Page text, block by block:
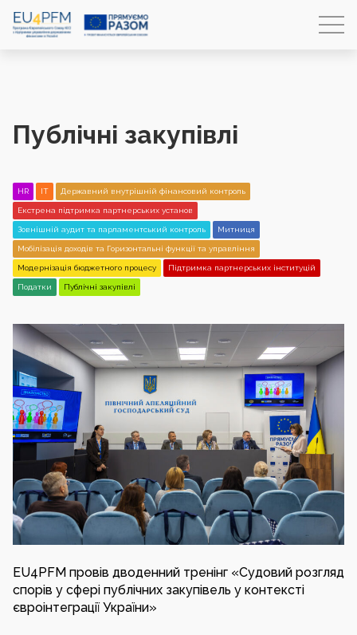
Публічні закупівлі
HR IT Державний внутрішній фінансовий контроль
Екстрена підтримка партнерських установ
Зовнішній аудит та парламентський контроль Митниця
Мобілізація доходів та Горизонтальні функції та управління
Модернізація бюджетного процесу Підтримка партнерських інституцій
Податки Публічні закупівлі
EU4PFM провів дводенний тренінг «Судовий розгляд
спорів у сфері публічних закупівель у контексті
євроінтеграції України»